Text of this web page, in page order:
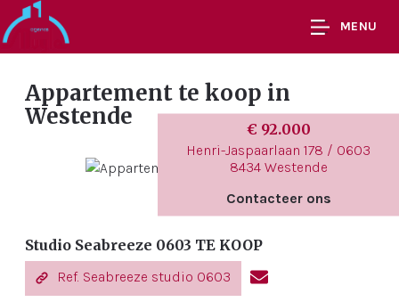
MENU
Appartement te koop in
Westende
€ 92.000
Henri-Jaspaarlaan 178 / 0603
8434 Westende
Contacteer ons
Studio Seabreeze 0603 TE KOOP
Ref. Seabreeze studio 0603